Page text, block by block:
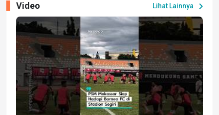
Lihat Lainnya chevron_right
Video